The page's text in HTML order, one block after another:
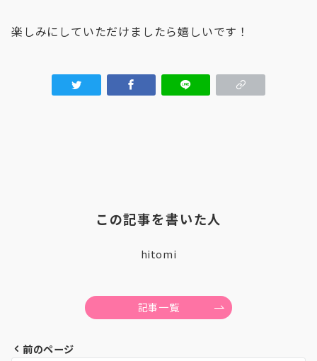
楽しみにしていただけましたら嬉しいです！
この記事を書いた人
hitomi
記事一覧
前のページ